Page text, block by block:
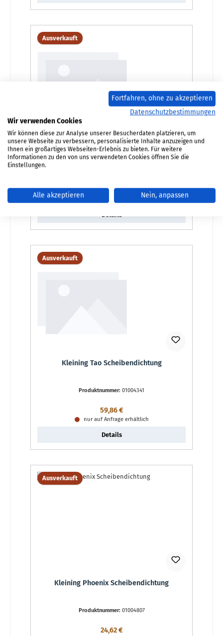
Ausverkauft
Kleining Tao Sichtscheibe
Regulärer Preis:
676,08 €
nur auf Anfrage erhältlich
Details
Ausverkauft
Kleining Tao Scheibendichtung
Produktnummer: 01004341
Regulärer Preis:
59,86 €
nur auf Anfrage erhältlich
Details
Ausverkauft
Kleining Phoenix Scheibendichtung
Produktnummer: 01004807
Regulärer Preis:
24,62 €
Fortfahren, ohne zu akzeptieren
Datenschutzbestimmungen
Wir verwenden Cookies
Wir können diese zur Analyse unserer Besucherdaten platzieren, um
unsere Webseite zu verbessern, personalisierte Inhalte anzuzeigen und
Ihnen ein großartiges Webseiten-Erlebnis zu bieten. Für weitere
Informationen zu den von uns verwendeten Cookies öffnen Sie die
Einstellungen.
Alle akzeptieren Nein, anpassen